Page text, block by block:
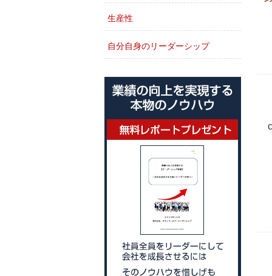
生産性
自分自身のリーダーシップ